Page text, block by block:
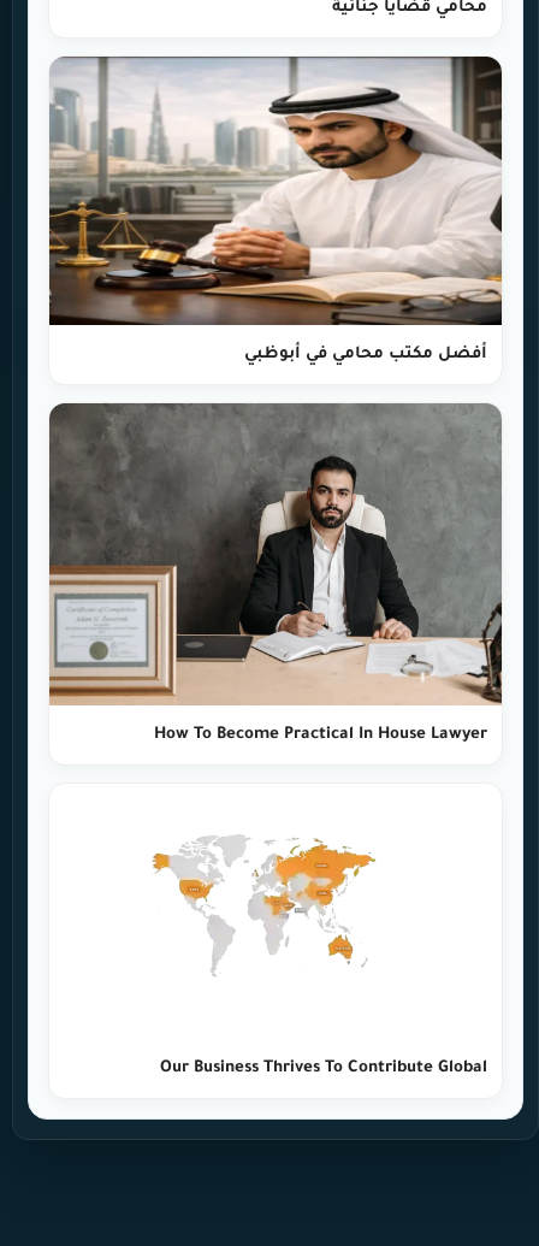
محامي قضايا جنائية
أفضل مكتب محامي في أبوظبي
How To Become Practical In House Lawyer
Our Business Thrives To Contribute Global